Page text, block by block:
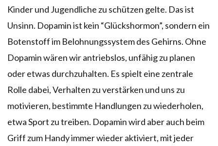
Kinder und Jugendliche zu schützen gelte. Das ist
Unsinn. Dopamin ist kein “Glückshormon”, sondern ein
Botenstoff im Belohnungssystem des Gehirns. Ohne
Dopamin wären wir antriebslos, unfähig zu planen
oder etwas durchzuhalten. Es spielt eine zentrale
Rolle dabei, Verhalten zu verstärken und uns zu
motivieren, bestimmte Handlungen zu wiederholen,
etwa Sport zu treiben. Dopamin wird aber auch beim
Griff zum Handy immer wieder aktiviert, mit jeder